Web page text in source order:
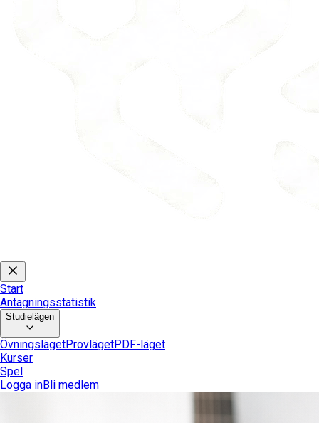
Start
Antagningsstatistik
Studielägen
ÖvningslägetProvlägetPDF-läget
Kurser
Spel
Logga inBli medlem